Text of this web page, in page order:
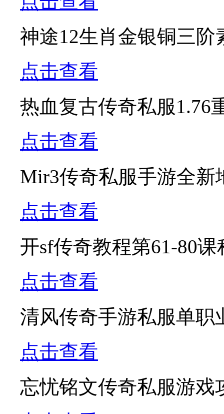
神途12生肖金银铜三阶
点击查看
热血复古传奇私服1.76
点击查看
Mir3传奇私服手游全新
点击查看
开sf传奇教程第61-80
点击查看
清风传奇手游私服单职
点击查看
忘忧铭文传奇私服游戏